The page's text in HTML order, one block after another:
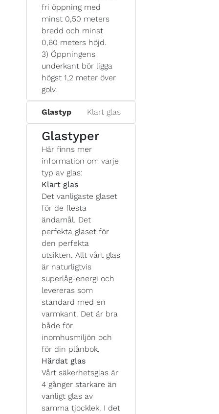
fri öppning med
minst 0,50 meters
bredd och minst
0,60 meters höjd.
3) Öppningens
underkant bör ligga
högst 1,2 meter över
golv.
Glastyp Klart glas
Glastyper
Här finns mer
information om varje
typ av glas:
Klart glas
Det vanligaste glaset
för de flesta
ändamål. Det
perfekta glaset för
den perfekta
utsikten. Allt vårt glas
är naturligtvis
superlåg-energi och
levereras som
standard med en
varmkant. Det är bra
både för
inomhusmiljön och
för din plånbok.
Härdat glas
Vårt säkerhetsglas är
4 gånger starkare än
vanligt glas av
samma tjocklek. I det